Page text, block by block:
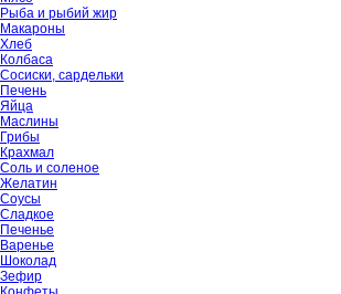
Рыба и рыбий жир
Макароны
Хлеб
Колбаса
Сосиски, сардельки
Печень
Яйца
Маслины
Грибы
Крахмал
Соль и соленое
Желатин
Соусы
Сладкое
Печенье
Варенье
Шоколад
Зефир